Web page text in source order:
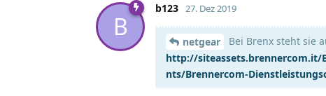
B
b123 27. Dez 2019
netgear
Bei Brenx steht sie
http://siteassets.brennercom.it/
nts/Brennercom-